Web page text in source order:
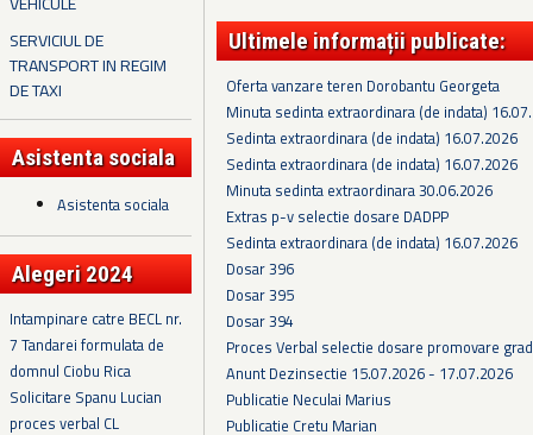
SERVICIUL DE
TRANSPORT IN REGIM
DE TAXI
Asistenta sociala
Asistenta sociala
Alegeri 2024
Intampinare catre BECL nr.
7 Tandarei formulata de
domnul Ciobu Rica
Solicitare Spanu Lucian
proces verbal CL
Ultimele informații publicate:
Oferta vanzare teren Dorobantu Georgeta
Minuta sedinta extraordinara (de indata)
Sedinta extraordinara (de indata) 16.07.2026
Sedinta extraordinara (de indata) 16.07.2026
Minuta sedinta extraordinara 30.06.2026
Extras p-v selectie dosare DADPP
Sedinta extraordinara (de indata) 16.07.2026
Dosar 396
Dosar 395
Dosar 394
Proces Verbal selectie dosare promovare
Anunt Dezinsectie 15.07.2026 - 17.07.2026
Publicatie Neculai Marius
Publicatie Cretu Marian